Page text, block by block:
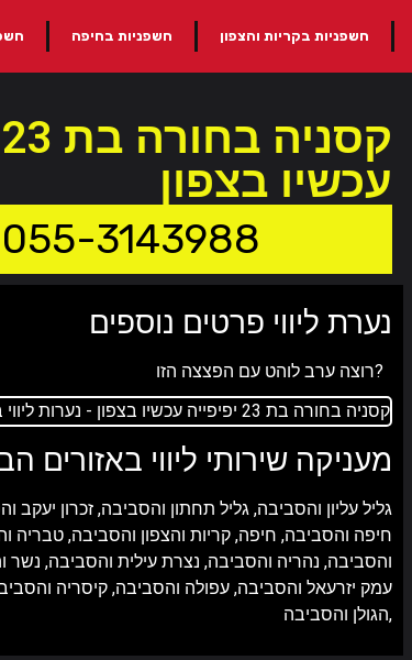
חשפניות בחיפה חשפניות בקריות והצפון
עכשיו בצפון
055-3143988
נערת ליווי פרטים נוספים
רוצה ערב לוהט עם הפצצה הזו?
מעניקה שירותי ליווי באזורים
גליל עליון והסביבה, גליל תחתון והסביבה, זכרון יעקב
חיפה והסביבה, חיפה, קריות והצפון והסביבה, טבריה
והסביבה, נהריה והסביבה, נצרת עילית והסביבה, נשר
עמק יזרעאל והסביבה, עפולה והסביבה, קיסריה
הגולן והסביבה,